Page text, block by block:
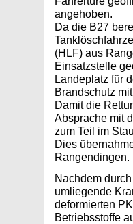
angehoben.
Da die B27
(HLF) aus
Einsatzstelle
Landeplatz für
Brandschutz
Damit die
Absprache mit
zum Teil im
Dies
Rangendingen.
Nachdem
umliegende
deformierten
Betriebsstoffe